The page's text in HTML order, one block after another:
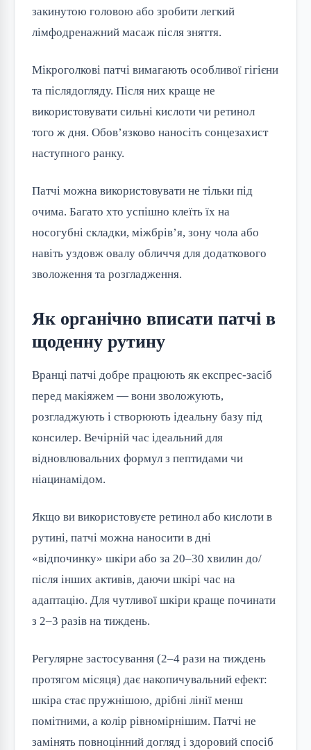
закинутою головою або зробити легкий
лімфодренажний масаж після зняття.
Мікроголкові патчі вимагають особливої гігієни
та післядогляду. Після них краще не
використовувати сильні кислоти чи ретинол
того ж дня. Обов’язково наносіть сонцезахист
наступного ранку.
Патчі можна використовувати не тільки під
очима. Багато хто успішно клеїть їх на
носогубні складки, міжбрів’я, зону чола або
навіть уздовж овалу обличчя для додаткового
зволоження та розгладження.
Як органічно вписати патчі в
щоденну рутину
Вранці патчі добре працюють як експрес-засіб
перед макіяжем — вони зволожують,
розгладжують і створюють ідеальну базу під
консилер. Вечірній час ідеальний для
відновлювальних формул з пептидами чи
ніацинамідом.
Якщо ви використовуєте ретинол або кислоти в
рутині, патчі можна наносити в дні
«відпочинку» шкіри або за 20–30 хвилин до/
після інших активів, даючи шкірі час на
адаптацію. Для чутливої шкіри краще починати
з 2–3 разів на тиждень.
Регулярне застосування (2–4 рази на тиждень
протягом місяця) дає накопичувальний ефект:
шкіра стає пружнішою, дрібні лінії менш
помітними, а колір рівномірнішим. Патчі не
замінять повноцінний догляд і здоровий спосіб